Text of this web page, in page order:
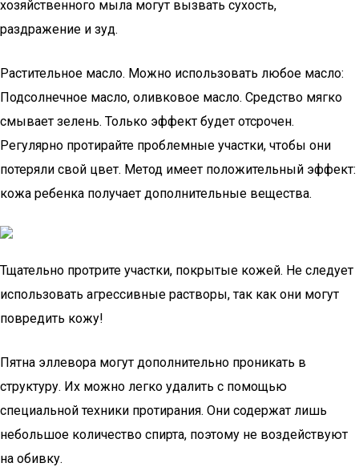
хозяйственного мыла могут вызвать сухость,
раздражение и зуд.
Растительное масло. Можно использовать любое масло:
Подсолнечное масло, оливковое масло. Средство мягко
смывает зелень. Только эффект будет отсрочен.
Регулярно протирайте проблемные участки, чтобы они
потеряли свой цвет. Метод имеет положительный эффект:
кожа ребенка получает дополнительные вещества.
Тщательно протрите участки, покрытые кожей. Не следует
использовать агрессивные растворы, так как они могут
повредить кожу!
Пятна эллевора могут дополнительно проникать в
структуру. Их можно легко удалить с помощью
специальной техники протирания. Они содержат лишь
небольшое количество спирта, поэтому не воздействуют
на обивку.